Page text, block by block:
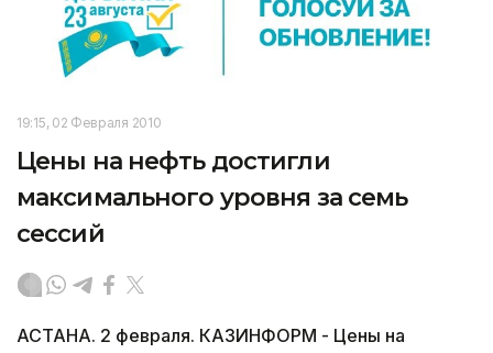
19:15, 02 Февраля 2010
Цены на нефть достигли
максимального уровня за семь
сессий
АСТАНА. 2 февраля. КАЗИНФОРМ - Цены на